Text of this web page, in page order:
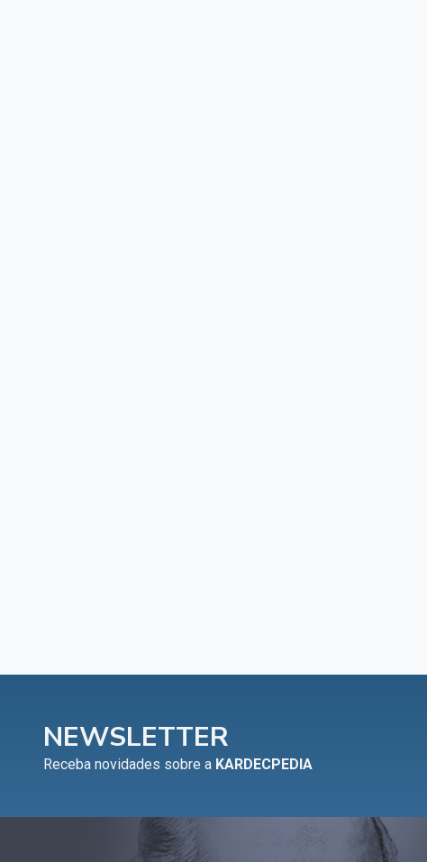
NEWSLETTER
Receba novidades sobre a KARDECPEDIA